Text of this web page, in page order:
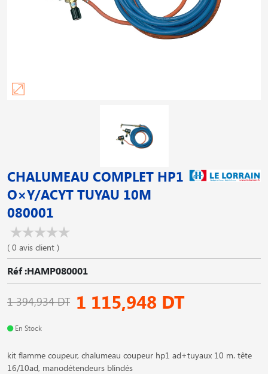
CHALUMEAU COMPLET HP1
O×Y/ACYT TUYAU 10M
080001
( 0 avis client )
Réf :HAMP080001
1 394,934 DT 1 115,948 DT
En Stock
kit flamme coupeur, chalumeau coupeur hp1 ad+tuyaux 10 m. tête
16/10ad, manodétendeurs blindés